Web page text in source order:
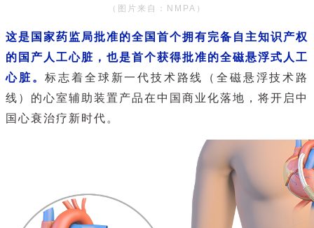
（图片来自：NMPA）
这是国家药监局批准的全国首个拥有完备自主知识产权
的国产人工心脏，也是首个获得批准的全磁悬浮式人工
心脏。标志着全球新一代技术路线（全磁悬浮技术路
线）的心室辅助装置产品在中国商业化落地，将开启中
国心衰治疗新时代。